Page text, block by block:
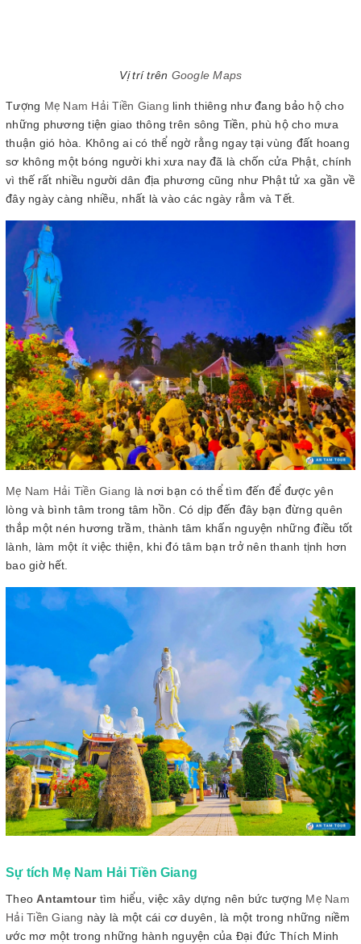
Vị trí trên Google Maps
Tượng Mẹ Nam Hải Tiền Giang linh thiêng như đang bảo hộ cho
những phương tiện giao thông trên sông Tiền, phù hộ cho mưa
thuận gió hòa. Không ai có thể ngờ rằng ngay tại vùng đất hoang
sơ không một bóng người khi xưa nay đã là chốn cửa Phật, chính
vì thế rất nhiều người dân địa phương cũng như Phật tử xa gần về
đây ngày càng nhiều, nhất là vào các ngày rằm và Tết.
Mẹ Nam Hải Tiền Giang là nơi bạn có thể tìm đến để được yên
lòng và bình tâm trong tâm hồn. Có dịp đến đây bạn đừng quên
thắp một nén hương trầm, thành tâm khấn nguyện những điều tốt
lành, làm một ít việc thiện, khi đó tâm bạn trở nên thanh tịnh hơn
bao giờ hết.
Sự tích Mẹ Nam Hải Tiền Giang
TheoAntamtourtìm hiểu, việc xây dựng nên bức tượng Mẹ Nam
Hải Tiền Giang này là một cái cơ duyên, là một trong những niềm
ước mơ một trong những hành nguyện của Đại đức Thích Minh